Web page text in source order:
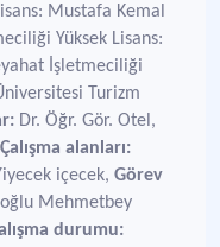
Mustafa Kemal
Yüksek Lisans:
İşletmeciliği
Turizm
Dr. Öğr. Gör. Otel,
Çalışma alanları:
içecek, Görev
Mehmetbey
durumu: